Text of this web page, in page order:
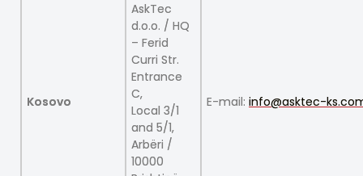
Kosovo
AskTec
d.o.o. / HQ
– Ferid
Curri Str.
Entrance
C,
Local 3/1
and 5/1,
Arbëri /
10000
E-mail: info@asktec-